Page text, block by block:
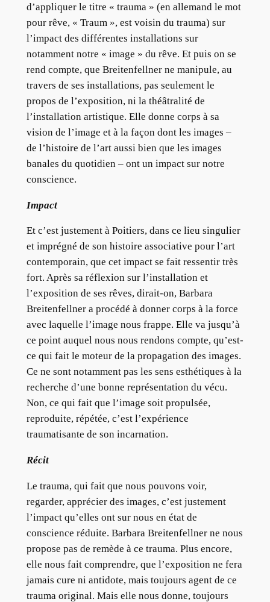
d’appliquer le titre « trauma » (en allemand le mot
pour rêve, « Traum », est voisin du trauma) sur
l’impact des différentes installations sur
notamment notre « image » du rêve. Et puis on se
rend compte, que Breitenfellner ne manipule, au
travers de ses installations, pas seulement le
propos de l’exposition, ni la théâtralité de
l’installation artistique. Elle donne corps à sa
vision de l’image et à la façon dont les images –
de l’histoire de l’art aussi bien que les images
banales du quotidien – ont un impact sur notre
conscience.
Impact
Et c’est justement à Poitiers, dans ce lieu singulier
et imprégné de son histoire associative pour l’art
contemporain, que cet impact se fait ressentir très
fort. Après sa réflexion sur l’installation et
l’exposition de ses rêves, dirait-on, Barbara
Breitenfellner a procédé à donner corps à la force
avec laquelle l’image nous frappe. Elle va jusqu’à
ce point auquel nous nous rendons compte, qu’est-
ce qui fait le moteur de la propagation des images.
Ce ne sont notamment pas les sens esthétiques à la
recherche d’une bonne représentation du vécu.
Non, ce qui fait que l’image soit propulsée,
reproduite, répétée, c’est l’expérience
traumatisante de son incarnation.
Récit
Le trauma, qui fait que nous pouvons voir,
regarder, apprécier des images, c’est justement
l’impact qu’elles ont sur nous en état de
conscience réduite. Barbara Breitenfellner ne nous
propose pas de remède à ce trauma. Plus encore,
elle nous fait comprendre, que l’exposition ne fera
jamais cure ni antidote, mais toujours agent de ce
trauma original. Mais elle nous donne, toujours